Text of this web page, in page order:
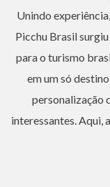
Unindo
Picchu Brasil
para o turismo
em um só
personalização
interessantes. Aqui,